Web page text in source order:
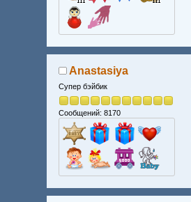
Anastasiya
Супер бэйбик
Сообщений: 8170